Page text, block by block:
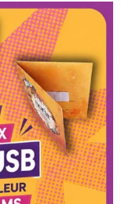
en Juillet